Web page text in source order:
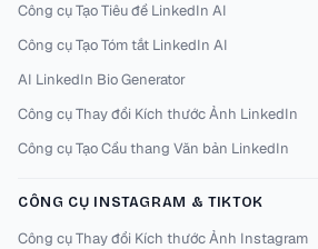
Công cụ Tạo Tiêu đề LinkedIn AI
Công cụ Tạo Tóm tắt LinkedIn AI
AI LinkedIn Bio Generator
Công cụ Thay đổi Kích thước Ảnh LinkedIn
Công cụ Tạo Cầu thang Văn bản LinkedIn
CÔNG CỤ INSTAGRAM & TIKTOK
Công cụ Thay đổi Kích thước Ảnh Instagram